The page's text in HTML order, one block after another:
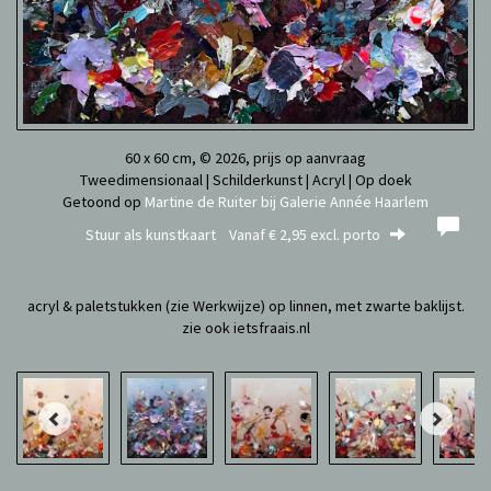
60 x 60 cm, © 2026, prijs op aanvraag
Tweedimensionaal | Schilderkunst | Acryl | Op doek
Getoond op Martine de Ruiter bij Galerie Année Haarlem
Stuur als kunstkaart Vanaf € 2,95 excl. porto
acryl & paletstukken (zie Werkwijze) op linnen, met zwarte baklijst.
zie ook ietsfraais.nl